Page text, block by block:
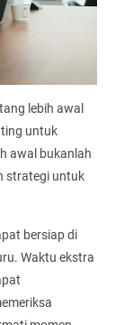
lebih awal
untuk
awal bukanlah
strategi untuk
bersiap di
Waktu ekstra